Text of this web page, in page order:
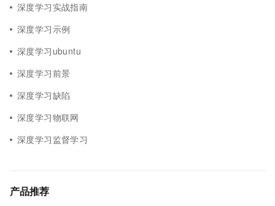
深度学习实战指南
深度学习示例
深度学习ubuntu
深度学习前景
深度学习缺陷
深度学习物联网
深度学习监督学习
产品推荐